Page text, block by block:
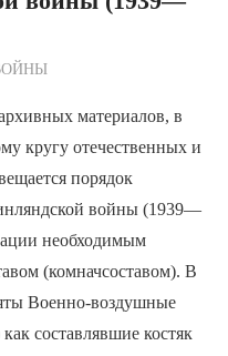
материалов, в
кругу отечественных и
порядок
войны (1939—
необходимым
(комначсоставом). В
Военно-воздушные
составлявшие костяк